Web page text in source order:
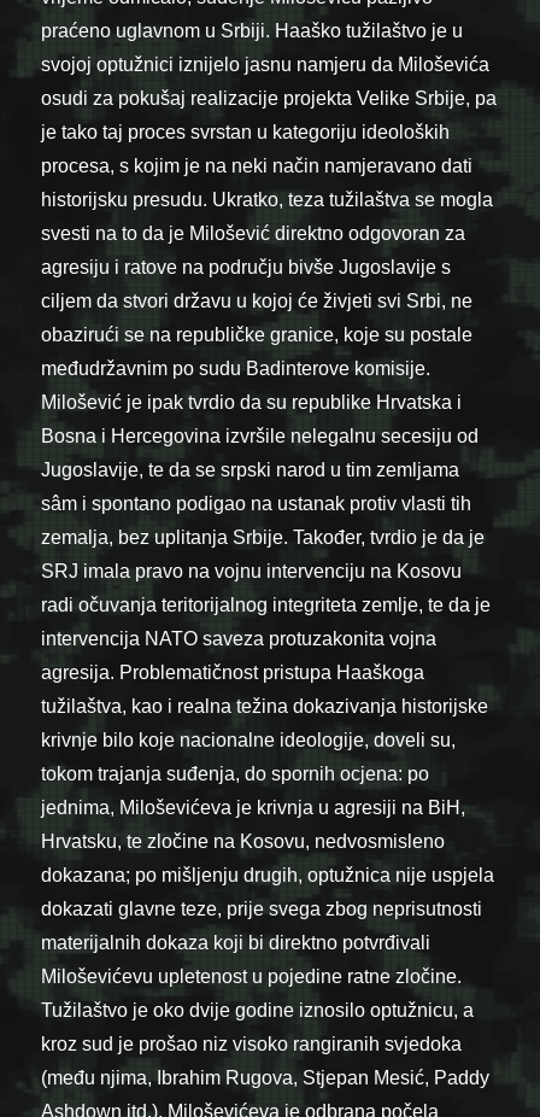
praćeno uglavnom u Srbiji. Haaško tužilaštvo je u
svojoj optužnici iznijelo jasnu namjeru da Miloševića
osudi za pokušaj realizacije projekta Velike Srbije, pa
je tako taj proces svrstan u kategoriju ideoloških
procesa, s kojim je na neki način namjeravano dati
historijsku presudu. Ukratko, teza tužilaštva se mogla
svesti na to da je Milošević direktno odgovoran za
agresiju i ratove na području bivše Jugoslavije s
ciljem da stvori državu u kojoj će živjeti svi Srbi, ne
obazirući se na republičke granice, koje su postale
međudržavnim po sudu Badinterove komisije.
Milošević je ipak tvrdio da su republike Hrvatska i
Bosna i Hercegovina izvršile nelegalnu secesiju od
Jugoslavije, te da se srpski narod u tim zemljama
sâm i spontano podigao na ustanak protiv vlasti tih
zemalja, bez uplitanja Srbije. Također, tvrdio je da je
SRJ imala pravo na vojnu intervenciju na Kosovu
radi očuvanja teritorijalnog integriteta zemlje, te da je
intervencija NATO saveza protuzakonita vojna
agresija. Problematičnost pristupa Haaškoga
tužilaštva, kao i realna težina dokazivanja historijske
krivnje bilo koje nacionalne ideologije, doveli su,
tokom trajanja suđenja, do spornih ocjena: po
jednima, Miloševićeva je krivnja u agresiji na BiH,
Hrvatsku, te zločine na Kosovu, nedvosmisleno
dokazana; po mišljenju drugih, optužnica nije uspjela
dokazati glavne teze, prije svega zbog neprisutnosti
materijalnih dokaza koji bi direktno potvrđivali
Miloševićevu upletenost u pojedine ratne zločine.
Tužilaštvo je oko dvije godine iznosilo optužnicu, a
kroz sud je prošao niz visoko rangiranih svjedoka
(među njima, Ibrahim Rugova, Stjepan Mesić, Paddy
Ashdown itd.). Miloševićeva je odbrana počela